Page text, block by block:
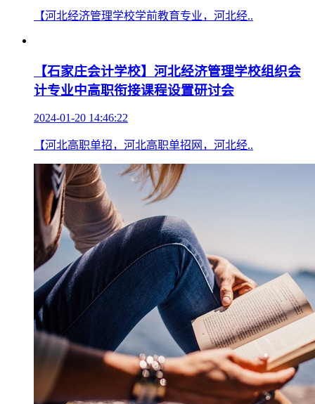
【河北经济管理学校学前教育专业，河北经..